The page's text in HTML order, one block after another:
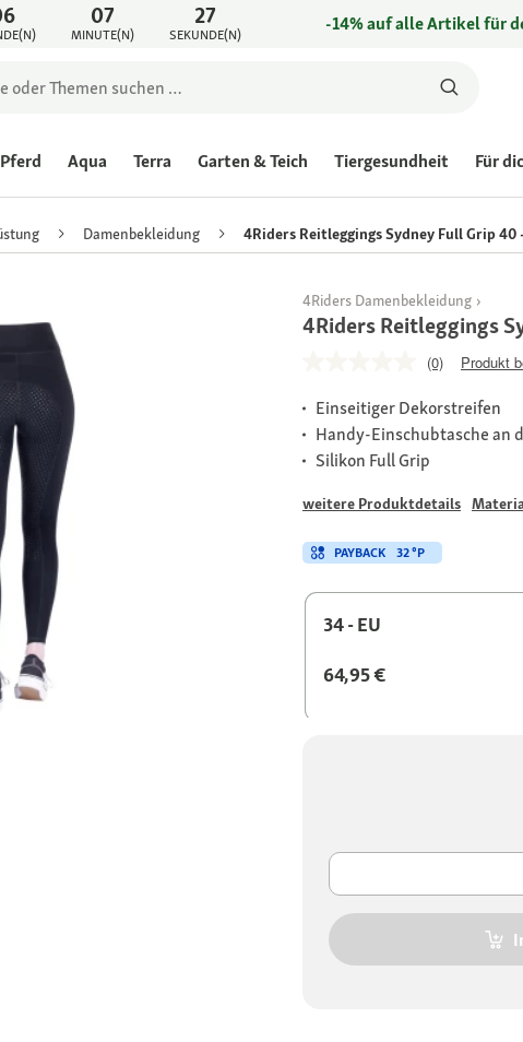
07
MINUTE(N)
27
SEKUNDE(N) -14% auf alle Artikel für
Pferd Aqua Terra Garten & Teich Tiergesundheit Für
Damenbekleidung 4Riders Reitleggings Sydney Full Grip 40
4Riders Damenbekleidung
4Riders Reitleggings
(0) Produkt
Einseitiger Dekorstreifen
Handy-Einschubtasche an
Silikon Full Grip
weitere Produktdetails
PAYBACK 32 °P
34 - EU
64,95 €